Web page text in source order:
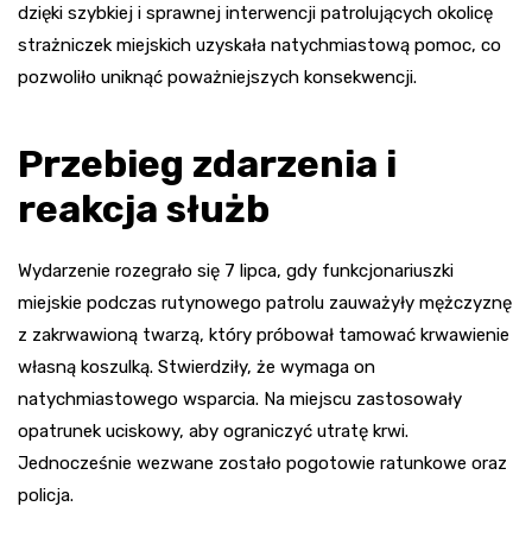
dzięki szybkiej i sprawnej interwencji patrolujących okolicę
strażniczek miejskich uzyskała natychmiastową pomoc, co
pozwoliło uniknąć poważniejszych konsekwencji.
Przebieg zdarzenia i
reakcja służb
Wydarzenie rozegrało się 7 lipca, gdy funkcjonariuszki
miejskie podczas rutynowego patrolu zauważyły mężczyznę
z zakrwawioną twarzą, który próbował tamować krwawienie
własną koszulką. Stwierdziły, że wymaga on
natychmiastowego wsparcia. Na miejscu zastosowały
opatrunek uciskowy, aby ograniczyć utratę krwi.
Jednocześnie wezwane zostało pogotowie ratunkowe oraz
policja.